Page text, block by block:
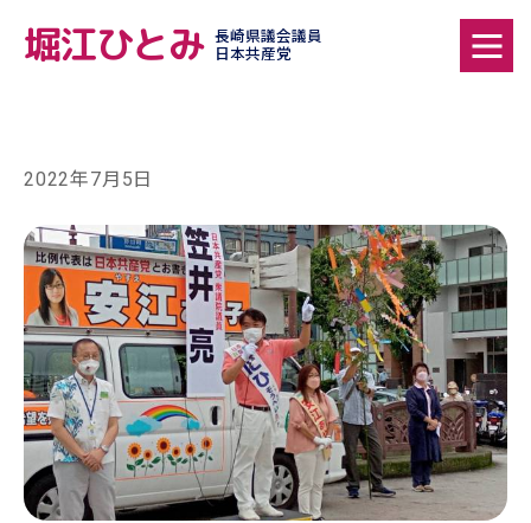
堀江ひとみ
長崎県議会議員
日本共産党
2022年7月5日